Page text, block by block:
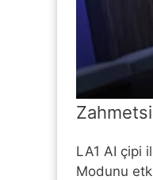
LA1 AI çipi
Modunu